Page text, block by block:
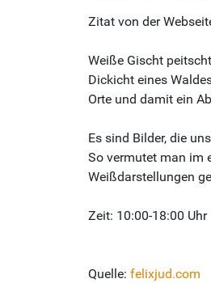
Zitat von der
Weiße Gischt
Dickicht eines
Orte und damit ein
Es sind Bilder, die
So vermutet man im
Weißdarstellungen
Zeit: 10:00-18:00 Uhr
Quelle: felixjud.com